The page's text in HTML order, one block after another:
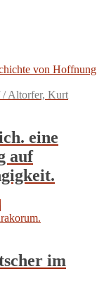
/ Altorfer, Kurt
eine
auf
im